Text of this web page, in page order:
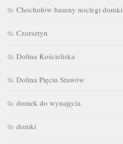
Chochołów baseny noclegi domki
Czorsztyn
Dolina Kościeliska
Dolina Pięciu Stawów
domek do wynajęcia
domki